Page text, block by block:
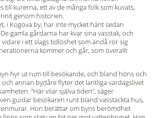
till kurerna, ett av de många folk som kuvats,
genom historien.
i Kogova by, har inte mycket hänt sedan
gamla gårdarna har kvar sina vasstak, och
vidare i ett slags tidlöshet som ändå rör sig
kommer och går, som överallt
hyr ut rum till besökande, och bland höns och
annan bydåre flyter det lantliga vardagslivet
”Här vilar själva tiden”, säger
guidar besökaren runt bland vasstäckta hus,
Hon berättar om byns berömdhet